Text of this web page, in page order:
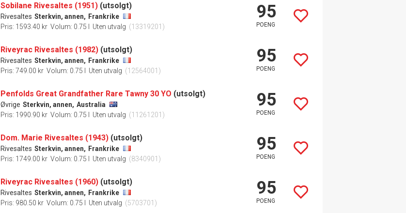
Sobilane Rivesaltes (1951) (utsolgt)
Rivesaltes Sterkvin, annen, Frankrike
Pris: 1593.40 kr Volum: 0.75 l Uten utvalg (13319201)
95
POENG
Riveyrac Rivesaltes (1982) (utsolgt)
Rivesaltes Sterkvin, annen, Frankrike
Pris: 749.00 kr Volum: 0.75 l Uten utvalg (12564001)
95
POENG
Penfolds Great Grandfather Rare Tawny 30 YO (utsolgt)
Øvrige Sterkvin, annen, Australia
Pris: 1990.90 kr Volum: 0.75 l Uten utvalg (11261201)
95
POENG
Dom. Marie Rivesaltes (1943) (utsolgt)
Rivesaltes Sterkvin, annen, Frankrike
Pris: 1749.00 kr Volum: 0.75 l Uten utvalg (8340901)
95
POENG
Riveyrac Rivesaltes (1960) (utsolgt)
Rivesaltes Sterkvin, annen, Frankrike
Pris: 980.50 kr Volum: 0.75 l Uten utvalg (5703701)
95
POENG